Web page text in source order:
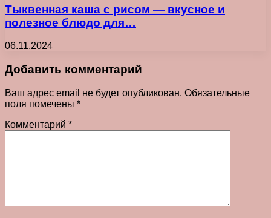
Тыквенная каша с рисом — вкусное и
полезное блюдо для…
06.11.2024
Добавить комментарий
Ваш адрес email не будет опубликован. Обязательные
поля помечены *
Комментарий *